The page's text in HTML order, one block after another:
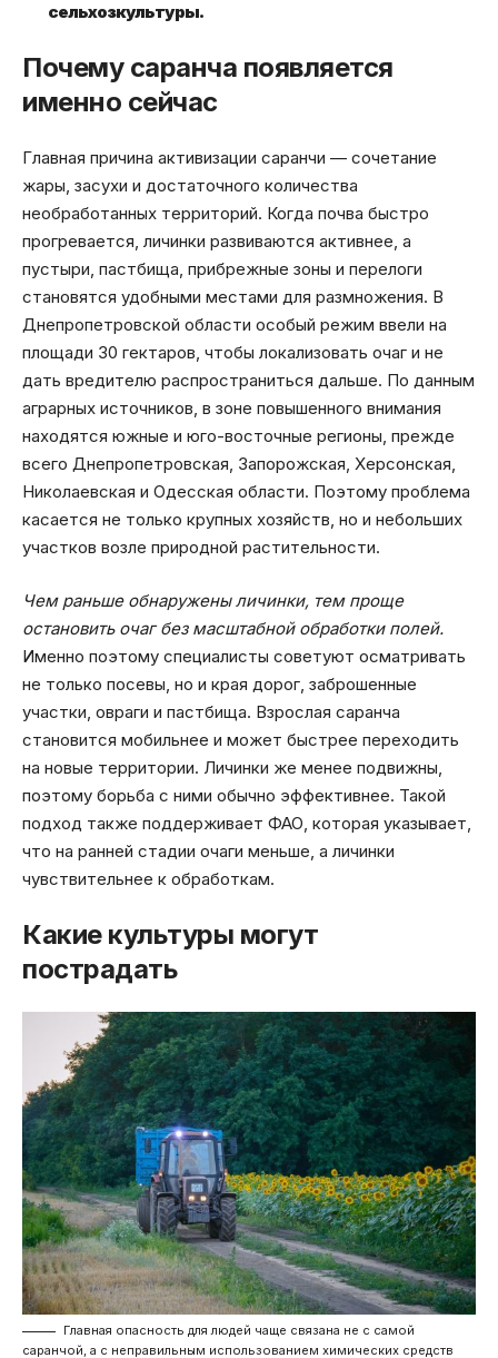
сельхозкультуры.
Почему саранча появляется
именно сейчас
Главная причина активизации саранчи — сочетание
жары, засухи и достаточного количества
необработанных территорий. Когда почва быстро
прогревается, личинки развиваются активнее, а
пустыри, пастбища, прибрежные зоны и перелоги
становятся удобными местами для размножения. В
Днепропетровской области особый режим ввели на
площади 30 гектаров, чтобы локализовать очаг и не
дать вредителю распространиться дальше. По данным
аграрных источников, в зоне повышенного внимания
находятся южные и юго-восточные регионы, прежде
всего Днепропетровская, Запорожская, Херсонская,
Николаевская и Одесская области. Поэтому проблема
касается не только крупных хозяйств, но и небольших
участков возле природной растительности.
Чем раньше обнаружены личинки, тем проще
остановить очаг без масштабной обработки полей.
Именно поэтому специалисты советуют осматривать
не только посевы, но и края дорог, заброшенные
участки, овраги и пастбища. Взрослая саранча
становится мобильнее и может быстрее переходить
на новые территории. Личинки же менее подвижны,
поэтому борьба с ними обычно эффективнее. Такой
подход также поддерживает ФАО, которая указывает,
что на ранней стадии очаги меньше, а личинки
чувствительнее к обработкам.
Какие культуры могут
пострадать
Главная опасность для людей чаще связана не с самой
саранчой, а с неправильным использованием химических средств